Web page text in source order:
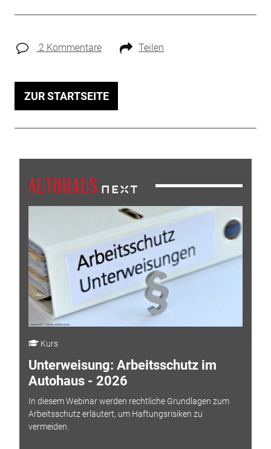
2 Kommentare Teilen
ZUR STARTSEITE
Kurs
Unterweisung: Arbeitsschutz im
Autohaus - 2026
In diesem Webinar werden rechtliche Grundlagen zum
Arbeitsschutz erläutert, um Haftungsrisiken zu
vermeiden.